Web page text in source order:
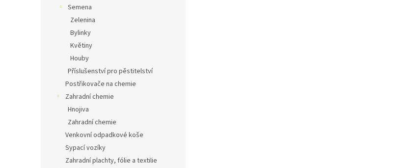
Semena
Zelenina
Bylinky
Květiny
Houby
Příslušenství pro pěstitelství
Postřikovače na chemie
Zahradní chemie
Hnojiva
Zahradní chemie
Venkovní odpadkové koše
Sypací vozíky
Zahradní plachty, fólie a textilie